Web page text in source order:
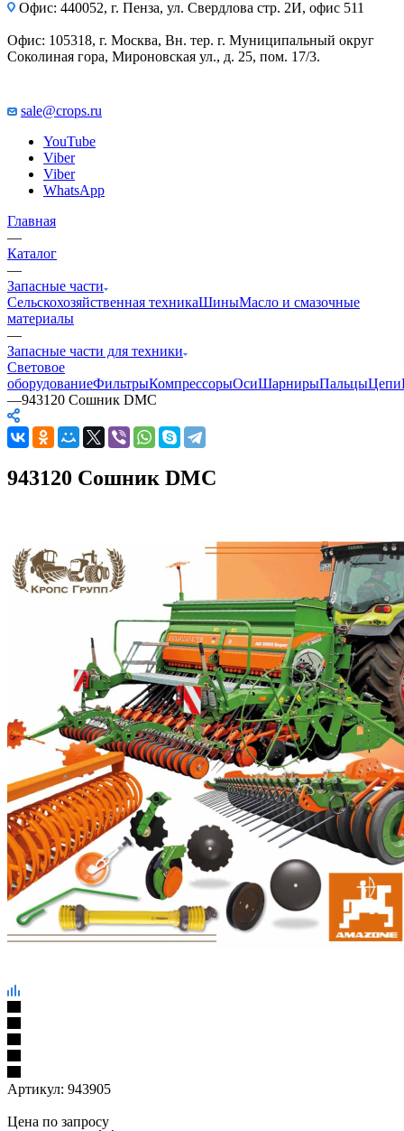
Офис: 440052, г. Пенза, ул. Свердлова стр. 2И, офис 511
Офис: 105318, г. Москва, Вн. тер. г. Муниципальный округ
Соколиная гора, Мироновская ул., д. 25, пом. 17/3.
sale@crops.ru
YouTube
Viber
Viber
WhatsApp
Главная
—
Каталог
—
Запасные части
Сельскохозяйственная техникаШиныМасло и смазочные
материалы
—
Запасные части для техники
Световое
оборудованиеФильтрыКомпрессорыОсиШарнирыПальцыЦепи
—943120 Сошник DMC
943120 Сошник DMC
Артикул: 943905
Цена по запросу